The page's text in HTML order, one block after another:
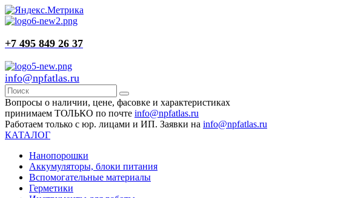
+7 495 849 26 37
info@npfatlas.ru
Вопросы о наличии, цене, фасовке и характеристиках
принимаем ТОЛЬКО по почте info@npfatlas.ru
Работаем только с юр. лицами и ИП. Заявки на info@npfatlas.ru
КАТАЛОГ
Нанопорошки
Аккумуляторы, блоки питания
Вспомогательные материалы
Герметики